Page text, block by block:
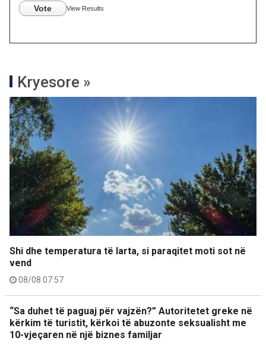
Vote View Results
Kryesore »
Shi dhe temperatura të larta, si paraqitet moti sot në
vend
08/08 07:57
“Sa duhet të paguaj për vajzën?” Autoritetet greke në
kërkim të turistit, kërkoi të abuzonte seksualisht me
10-vjeçaren në një biznes familjar